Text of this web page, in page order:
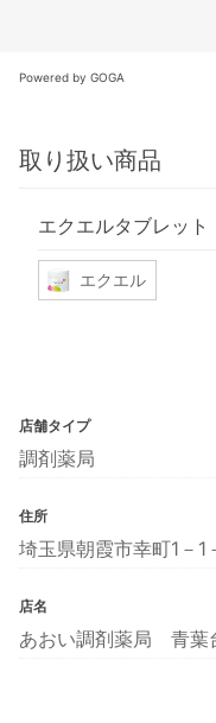
Powered by GOGA
取り扱い商品
エクエルタブレット
エクエル
店舗タイプ
調剤薬局
住所
埼玉県朝霞市幸町1－1
店名
あおい調剤薬局 青葉